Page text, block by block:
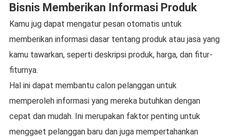
Bisnis Memberikan Informasi Produk
Kamu jug dapat mengatur pesan otomatis untuk
memberikan informasi dasar tentang produk atau jasa yang
kamu tawarkan, seperti deskripsi produk, harga, dan fitur-
fiturnya.
Hal ini dapat membantu calon pelanggan untuk
memperoleh informasi yang mereka butuhkan dengan
cepat dan mudah. Ini merupakan faktor penting untuk
menggaet pelanggan baru dan juga mempertahankan